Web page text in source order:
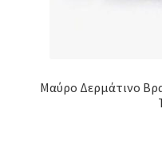
Μαύρο Δερμάτινο